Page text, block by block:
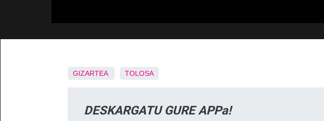
GIZARTEA TOLOSA
DESKARGATU GURE APPa!